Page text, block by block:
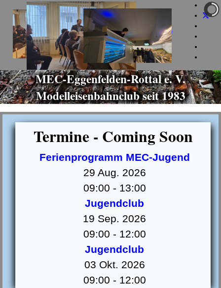
+49 160 973 581 85
info@mec-eggenfelden.de
jeden Dienstag ab 19 Uhr
MEC-Eggenfelden-Rottal e. V.
Modelleisenbahnclub seit 1983
Termine - Coming Soon
Ferienprogramm MEC-Jugend
29 Aug. 2026
09:00 - 13:00
Jugendclub
19 Sep. 2026
09:00 - 12:00
Jugendclub
03 Okt. 2026
09:00 - 12:00